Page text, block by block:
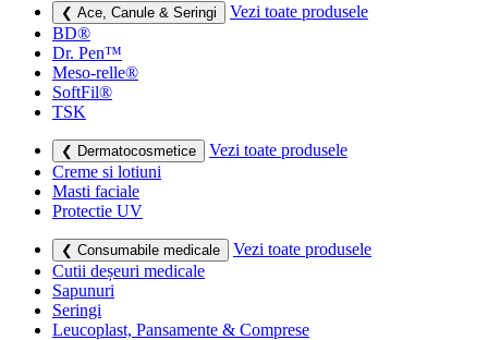
❮ Ace, Canule & Seringi
Vezi toate produsele
BD®
Dr. Pen™
Meso-relle®
SoftFil®
TSK
❮ Dermatocosmetice
Vezi toate produsele
Creme si lotiuni
Masti faciale
Protectie UV
❮ Consumabile medicale
Vezi toate produsele
Cutii deșeuri medicale
Sapunuri
Seringi
Leucoplast, Pansamente & Comprese